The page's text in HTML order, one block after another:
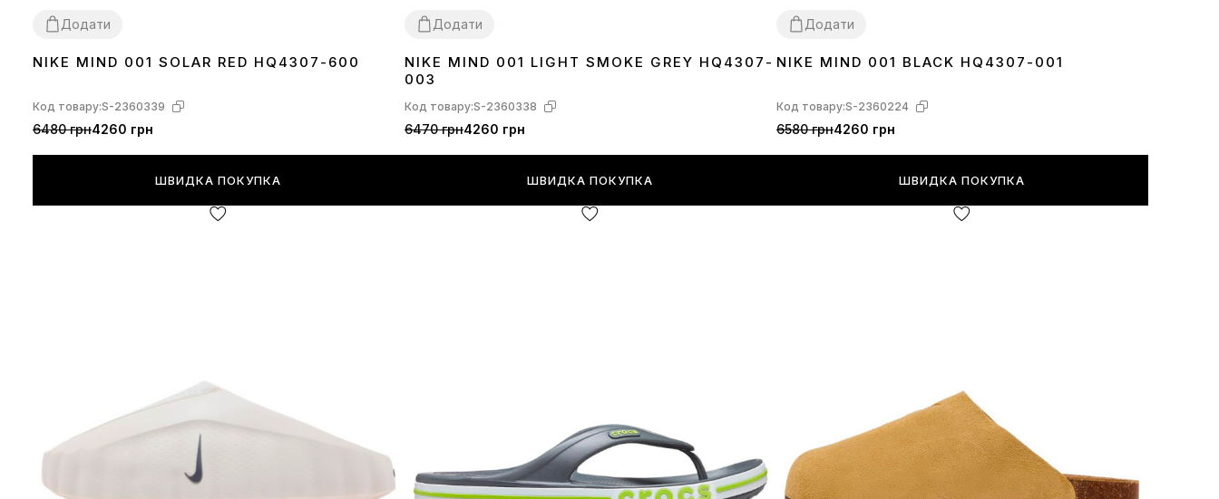
Додати
3738 39 40 41 42 43 44 45 46
NIKE MIND 001 SOLAR RED HQ4307-600
Код товару:S-2360339
6480 грн4260 грн
ШВИДКА ПОКУПКА
Додати
3738 39 40 41 42 434445
NIKE MIND 001 LIGHT SMOKE GREY HQ4307-
003
Код товару:S-2360338
6470 грн4260 грн
ШВИДКА ПОКУПКА
Додати
3637 38 39 40 41 42434445
NIKE MIND 001 BLACK HQ4307-001
Код товару:S-2360224
6580 грн4260 грн
ШВИДКА ПОКУПКА